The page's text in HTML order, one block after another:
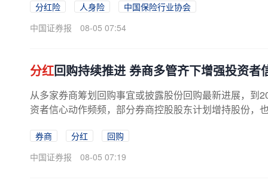
分红险 人身险
中国保险行业协会
中国证券报
08-05 07:54
分红回购持续推进 券商多管齐下增强投资者
从多家券商筹划回购事宜或披露股份回购最新进展，到
资者信心动作频频，部分券商控股股东计划增持股份，
券商 分红
回购
中国证券报
08-05 07:19